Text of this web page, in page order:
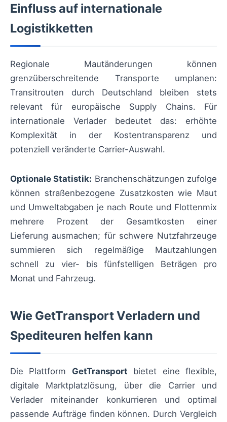
Einfluss auf internationale
Logistikketten
Regionale Mautänderungen können
grenzüberschreitende Transporte umplanen:
Transitrouten durch Deutschland bleiben stets
relevant für europäische Supply Chains. Für
internationale Verlader bedeutet das: erhöhte
Komplexität in der Kostentransparenz und
potenziell veränderte Carrier-Auswahl.
Optionale Statistik: Branchenschätzungen zufolge
können straßenbezogene Zusatzkosten wie Maut
und Umweltabgaben je nach Route und Flottenmix
mehrere Prozent der Gesamtkosten einer
Lieferung ausmachen; für schwere Nutzfahrzeuge
summieren sich regelmäßige Mautzahlungen
schnell zu vier- bis fünfstelligen Beträgen pro
Monat und Fahrzeug.
Wie GetTransport Verladern und
Spediteuren helfen kann
Die Plattform GetTransport bietet eine flexible,
digitale Marktplatzlösung, über die Carrier und
Verlader miteinander konkurrieren und optimal
passende Aufträge finden können. Durch Vergleich